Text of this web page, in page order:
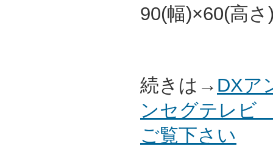
90(幅)×60(高
続きは→ DXア
ンセグテレビ
ご覧下さい